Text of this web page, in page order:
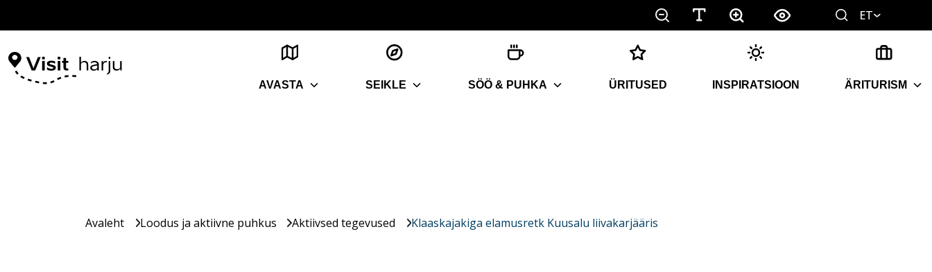
ET
AVASTA SEIKLE SÖÖ & PUHKA ÜRITUSED INSPIRATSIOON ÄRITURISM
Avaleht Loodus ja aktiivne puhkus Aktiivsed tegevused Klaaskajakiga elamusretk Kuusalu liivakarjääris